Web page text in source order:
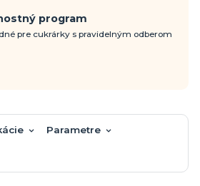
program
pre cukrárky s pravidelným odberom
Parametre